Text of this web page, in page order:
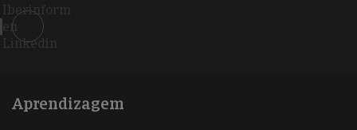
Iberinform
en
Linkedin
Aprendizagem